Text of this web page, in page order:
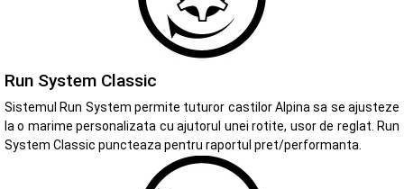
Run System Classic
Sistemul Run System permite tuturor castilor Alpina sa se ajusteze
la o marime personalizata cu ajutorul unei rotite, usor de reglat. Run
System Classic puncteaza pentru raportul pret/performanta.